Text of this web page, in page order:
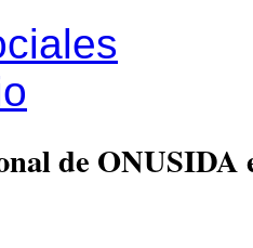
de ONUSIDA